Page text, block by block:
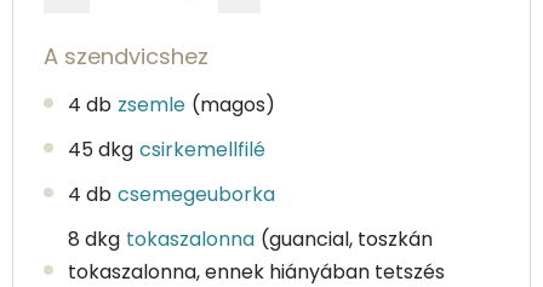
A szendvicshez
4 db zsemle (magos)
45 dkg csirkemellfilé
4 db csemegeuborka
8 dkg tokaszalonna (guancial, toszkán
tokaszalonna, ennek hiányában tetszés